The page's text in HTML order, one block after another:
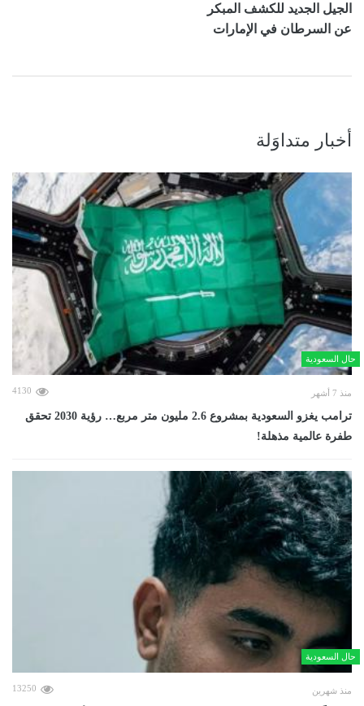
الجيل الجديد للكشف المبكر
عن السرطان في الإمارات
أخبار متداوَلة
حال السعودية
منذ 7 أشهر 4130
ترامب يغزو السعودية بمشروع 2.6 مليون متر مربع… رؤية 2030 تحقق
طفرة عالمية مذهلة!
حال السعودية
منذ شهرين 13250